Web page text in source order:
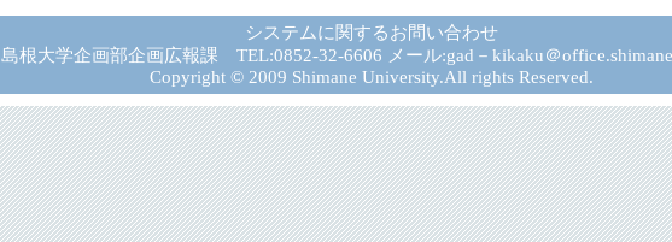
システムに関するお問い合わせ
島根大学企画部企画広報課 TEL:0852-32-6606 メール:gad－kikaku＠
Copyright © 2009 Shimane University.All rights Reserved.